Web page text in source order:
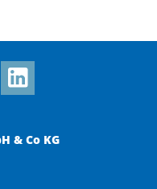
& Co KG